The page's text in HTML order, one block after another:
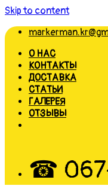
Skip to content
О НАС
КОНТАКТЫ
ДОСТАВКА
СТАТЬИ
ГАЛЕРЕЯ
ОТЗЫВЫ
☎